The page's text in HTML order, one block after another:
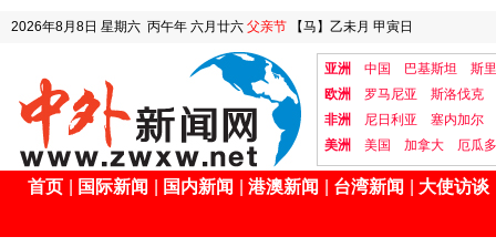
2026年8月8日 星期六 丙午年 六月廿六 父亲节 【马】乙未月 甲寅日
亚洲 中国 巴基斯坦
斯
欧洲
罗马尼亚
斯洛伐克
非洲
尼日利亚
塞内加尔
美洲
美国 加拿大 厄瓜
首页 国际新闻 国内新闻 港澳新闻 台湾新闻 大使访谈